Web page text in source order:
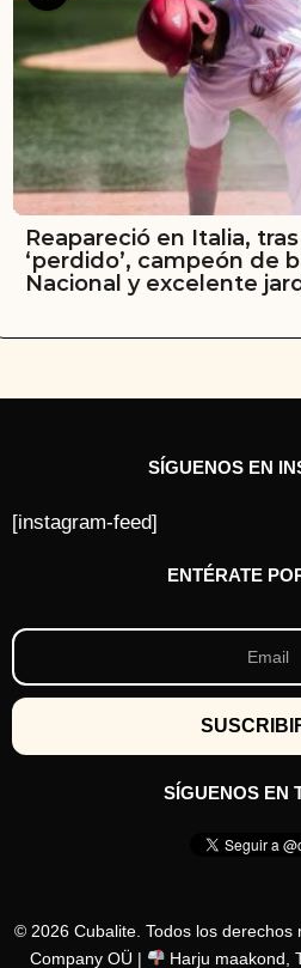
Reapareció en Italia,
‘perdido’, campeón de
Nacional y excelente
SÍGUENOS EN
[instagram-feed]
ENTÉRATE
SÍGUENOS EN
© 2026 Cubalite. Todos los derechos
Company OÜ |
Harju maakond,